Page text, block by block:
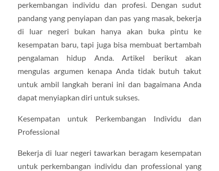
perkembangan individu dan profesi. Dengan sudut
pandang yang penyiapan dan pas yang masak, bekerja
di luar negeri bukan hanya akan buka pintu ke
kesempatan baru, tapi juga bisa membuat bertambah
pengalaman hidup Anda. Artikel berikut akan
mengulas argumen kenapa Anda tidak butuh takut
untuk ambil langkah berani ini dan bagaimana Anda
dapat menyiapkan diri untuk sukses.
Kesempatan untuk Perkembangan Individu dan
Professional
Bekerja di luar negeri tawarkan beragam kesempatan
untuk perkembangan individu dan professional yang